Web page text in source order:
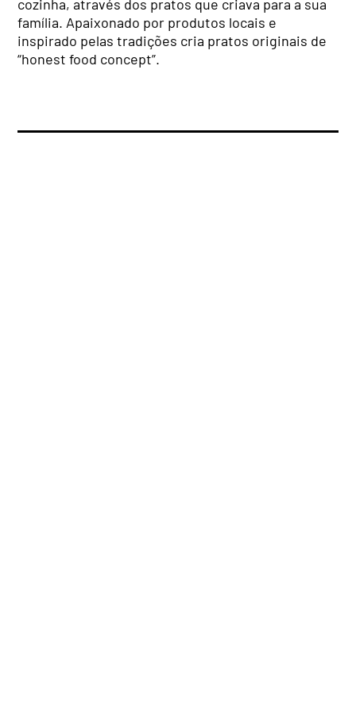
cozinha, através dos pratos que criava para a sua
família. Apaixonado por produtos locais e
inspirado pelas tradições cria pratos originais de
“honest food concept”.